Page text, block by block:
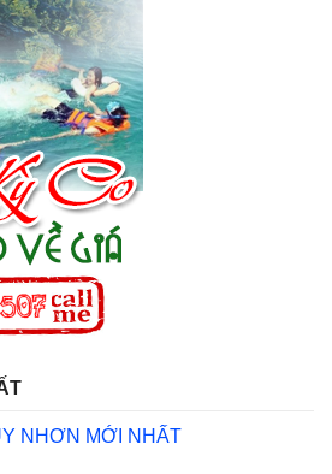
NHƠN MỚI NHẤT